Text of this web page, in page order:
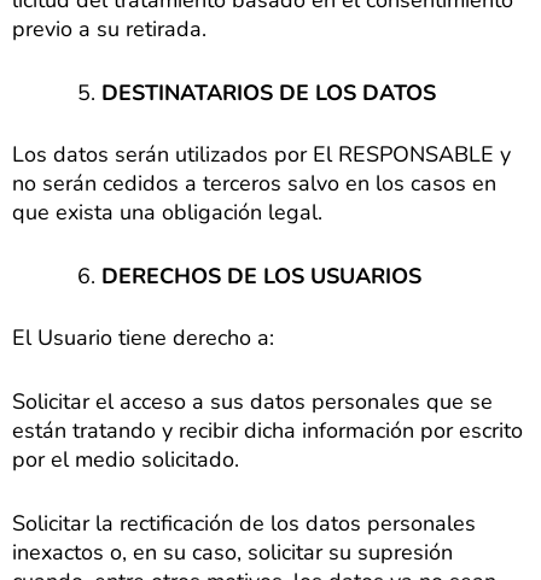
previo a su retirada.
DESTINATARIOS DE LOS DATOS
Los datos serán utilizados por El RESPONSABLE y
no serán cedidos a terceros salvo en los casos en
que exista una obligación legal.
DERECHOS DE LOS USUARIOS
El Usuario tiene derecho a:
Solicitar el acceso a sus datos personales que se
están tratando y recibir dicha información por escrito
por el medio solicitado.
Solicitar la rectificación de los datos personales
inexactos o, en su caso, solicitar su supresión